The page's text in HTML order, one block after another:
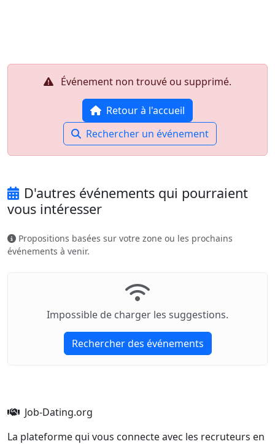
Événement non trouvé ou supprimé.
Retour à l'accueil
Rechercher un événement
D'autres événements qui pourraient
vous intéresser
Propositions basées sur votre zone ou les prochains
événements à venir.
Impossible de charger les suggestions.
Rechercher des événements
Job-Dating.org
La plateforme qui vous connecte avec les recruteurs en